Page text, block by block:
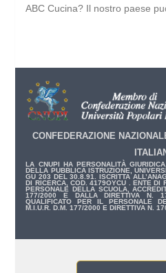
ABC Cucina? Il nostro paese
CONFEDERAZIONE
LA CNUPI HA PERSONALITÀ
DELLA PUBBLICA ISTRUZIONE,
GU 203 DEL 30.8.91. ISCRITTA
DI RICERCA, COD. 4179OYCU . ENTE DI
PERSONALE DELLA SCUOLA,
177/2000 E DALLA DIRETTIVA N.
QUALIFICATO PER IL PERSONALE
M.I.U.R. D.M. 177/2000 E DIRETTIVA N.